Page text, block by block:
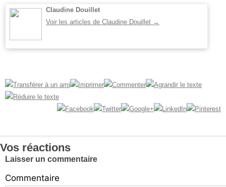
Claudine Douillet
Voir les articles de Claudine Douillet →
Vos réactions
Laisser un commentaire
Commentaire